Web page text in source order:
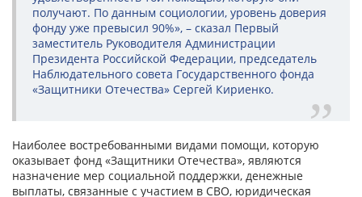
получают. По данным социологии, уровень доверия
фонду уже превысил 90%», – сказал Первый
заместитель Руководителя Администрации
Президента Российской Федерации, председатель
Наблюдательного совета Государственного фонда
«Защитники Отечества» Сергей Кириенко.
Наиболее востребованными видами помощи, которую
оказывает фонд «Защитники Отечества», являются
назначение мер социальной поддержки, денежные
выплаты, связанные с участием в СВО, юридическая